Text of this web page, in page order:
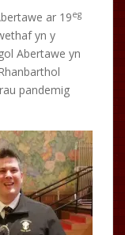
ar 19eg
yn y
Abertawe yn
pandemig